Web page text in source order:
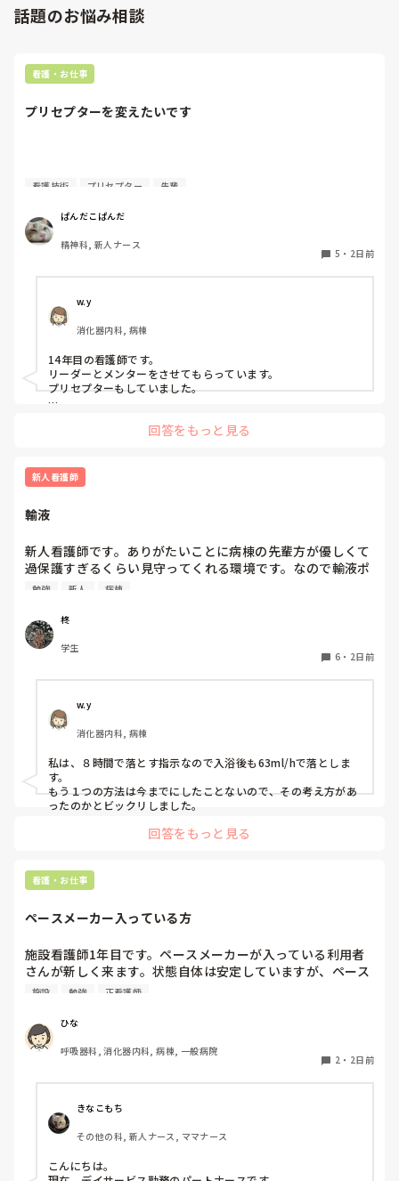
話題のお悩み相談
看護・お仕事
プリセプターを変えたいです
質問失礼します。
4月に入職してまだ少ししか経っていないのですが、プリセ
プターを変えたいと考えています。ただ、同じ病棟の先輩で
もあるため、なかなか相談することができません。
私はもともと人見知りで、自分から悩みや相談事を人に話す
ことが苦手なタイプです。
プリセプターを変えたいと思った理由は、プリセプターとの
入職してすぐのオリエンテーションや研修でプリセプター制
度について説明は受けていましたが、他病棟の同期はすでに
がプリセプターなのか知りませんでした。知ったきっかけ
接伝えてもらえなかったこともあり、その頃からずっと距離
を感じています。
また、人見知りな性格もあって、研修で学んだ看護技術を練
思ってしまい、なかなか声をかけることができません。その
点については、自分自身でも改善しなければいけないと思っ
ています。
一方で、プリセプターは放任主義なのか、研修内容や看護技
術の練習状況について聞かれることはほとんどありません。
「今のうちに練習した方がいいよ」と言われることはありま
私のイメージでは、プリセプターは一緒に技術練習をしてく
れたり、定期的に悩みや困っていることを聞いてくれたりす
る存在だと思っていました。しかし、実際にはそのような関
わりはなく、面談などもありません。そのため、ずっと距離
を感じています。
一方で、他の先輩方は普段の会話の中で「何か困っているこ
とはない？」と気にかけてくださることが多く、そのような
関わりを感じています。しかし、プリセプターに対してはそ
これは私の考え方がおかしいだけなのでしょうか。それと
も、どこのプリセプターもこのような関わり方が一般的なの
でしょうか。
プリセプターを変えたいと思っていますが、今の時期に変更
をお願いすると、同じ病棟で働く先輩後輩という関係もあり
ますし、今後も教えていただく立場なので、とても気まずく
ん。
このような場合、どうしたらよいでしょうか。
看護技術 プリセプター 先輩
ぱんだこぱんだ
精神科, 新人ナース
5 ・ 2日前
w.y
消化器内科, 病棟
14年目の看護師です。
リーダーとメンターをさせてもらっています。
プリセプターもしていました。
のことを聞いたりしています。
プリセプターの役割は、パンダコパンダさんのイメージどおり
です。ただ、勤務的にプリセプターと同じ日をしょっちゅう作
すが、みんなで１年生を教えるみたいなかんじです。
ターを窓口にしている感じです。
プリセプターが自分の役割を分かっていないのか、自分がプリ
セプターになっていること自体分かっていないのかもしれませ
先輩に話しかけずらいのは良く分かりますが、自分がプリセプ
ティーになっていること挨拶にいきましたか？
今は８月なので、パンダコパンダさんの状況が良くなっている
す。私なら、変えたいってことは言わずに周りにいる先輩に聞
いたり技術練習の相手をお願いします。
話しかけやすい先輩はいますか？
今は大事な時なので、色んな事に悩むのはよく分かります。
変えて欲しいって言ったあとの環境が悪いほうに変わってしま
わないか心配なので、その日にフォローについてくれた先輩に
話しかけたら良いのかなって思います。
プリセプターが付くのが1番いいですが、あまり関わり方を知
らなそうなので。私なら、プリセプターに話を聞きたいところ
パンダコパンダさんの今の状況が良くなっていることを願って
回答をもっと見る
新人看護師
輸液
新人看護師です。ありがたいことに病棟の先輩方が優しくて
過保護すぎるくらい見守ってくれる環境です。なので輸液ポ
ンプも最近になってするようになりました。500mlを8時間
ーするためにロックをしてシャワー後に再開する場合の輸液
ポンプの設定の仕方が病棟に2通りあります。当初の予定通
り、500mlの63ml/hで設定する方と、残量をシャワー後から
たりの量を設定してる方の2通りあります。先輩に聞きたい
のですがどちらかのやり方が間違ってる場合、先輩の間違い
を指摘する形になるのが怖くてまだ聞けてないです。みなさ
んはどちらでしているのか教えていただきたいです。
勉強 新人 病棟
柊
学生
6 ・ 2日前
w.y
消化器内科, 病棟
私は、８時間で落とす指示なので入浴後も63ml/hで落としま
す。
もう１つの方法は今までにしたことないので、その考え方があ
ったのかとビックリしました。
回答をもっと見る
看護・お仕事
ペースメーカー入っている方
施設看護師1年目です。ペースメーカーが入っている利用者
さんが新しく来ます。状態自体は安定していますが、ペース
メーカー入っている方の観察や注意した方がいい点あれば教
施設 勉強 正看護師
ひな
呼吸器科, 消化器内科, 病棟, 一般病院
2 ・ 2日前
きなこもち
その他の科, 新人ナース, ママナース
こんにちは。